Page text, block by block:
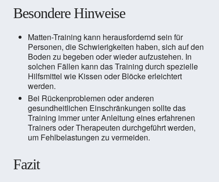
Besondere Hinweise
Matten-Training kann herausfordernd sein für
Personen, die Schwierigkeiten haben, sich auf den
Boden zu begeben oder wieder aufzustehen. In
solchen Fällen kann das Training durch spezielle
Hilfsmittel wie Kissen oder Blöcke erleichtert
werden.
Bei Rückenproblemen oder anderen
gesundheitlichen Einschränkungen sollte das
Training immer unter Anleitung eines erfahrenen
Trainers oder Therapeuten durchgeführt werden,
um Fehlbelastungen zu vermeiden.
Fazit